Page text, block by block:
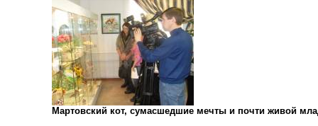
Мартовский кот, сумасшедшие мечты и почти живой